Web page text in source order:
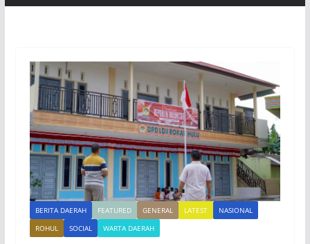
BERITA DAERAH FEATURED GENERAL LATEST
NASIONAL
ROHUL
SOCIAL WARTA DAERAH